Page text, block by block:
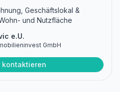
Geschäftslokal &
und Nutzfläche
e.U.
GmbH
kontaktieren